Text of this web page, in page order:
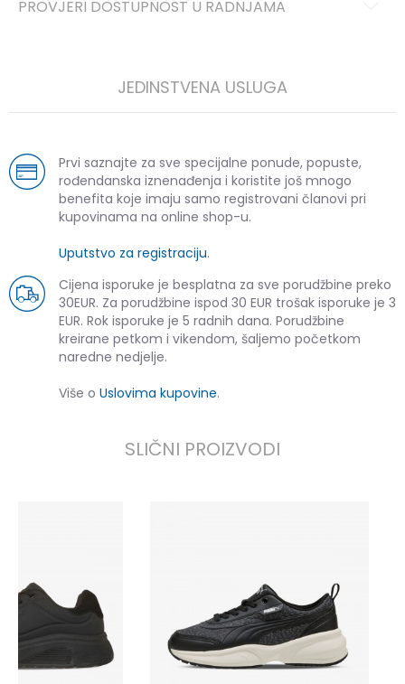
PROVJERI DOSTUPNOST U RADNJAMA
JEDINSTVENA USLUGA
Prvi saznajte za sve specijalne ponude, popuste,
rođendanska iznenađenja i koristite još mnogo
benefita koje imaju samo registrovani članovi pri
kupovinama na online shop-u.
Uputstvo za registraciju.
Cijena isporuke je besplatna za sve porudžbine preko
30EUR. Za porudžbine ispod 30 EUR trošak isporuke je 3
EUR. Rok isporuke je 5 radnih dana. Porudžbine
kreirane petkom i vikendom, šaljemo početkom
naredne nedjelje.
Više o Uslovima kupovine.
SLIČNI PROIZVODI